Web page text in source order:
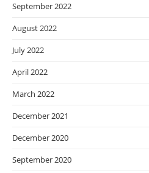
September 2022
August 2022
July 2022
April 2022
March 2022
December 2021
December 2020
September 2020